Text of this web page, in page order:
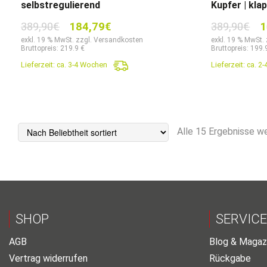
selbstregulierend
389,90€
Ursprünglicher
Preis
war:
389,90€
184,79€
Preis
184,79€.
exkl. 19 % MwSt. zzgl. Versandkosten
Bruttopreis: 219.9 €
Lieferzeit: ca. 3-4 Wochen
Kupfer |
389,90€
exkl. 19 %
Bruttopreis:
Lieferzeit:ca. 2-
Alle 15 Ergebnisse
SHOP
AGB
Vertrag widerrufen
SERVICE
Blog &
Rückgabe